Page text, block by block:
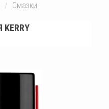
Смазки